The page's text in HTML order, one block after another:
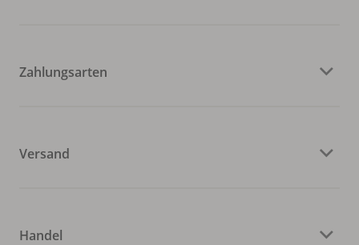
Zahlungsarten
Versand
Handel